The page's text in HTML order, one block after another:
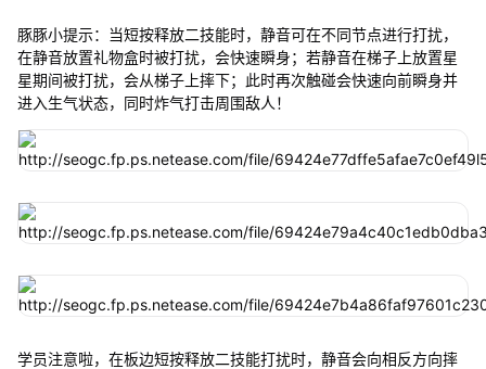
豚豚小提示：当短按释放二技能时，静音可在不同节点进行打扰，
在静音放置礼物盒时被打扰，会快速瞬身；若静音在梯子上放置星
星期间被打扰，会从梯子上摔下；此时再次触碰会快速向前瞬身并
进入生气状态，同时炸气打击周围敌人！
学员注意啦，在板边短按释放二技能打扰时，静音会向相反方向摔